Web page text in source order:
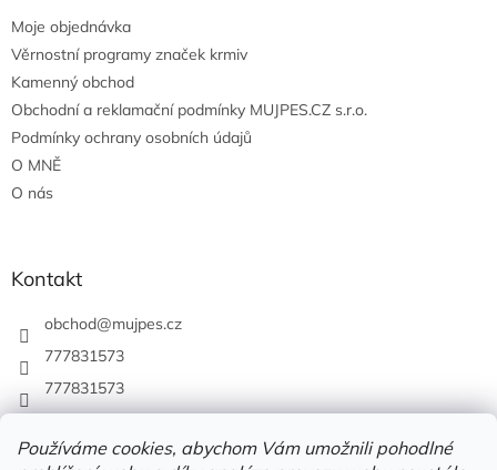
Používáme cookies, abychom Vám umožnili pohodlné
Moje objednávka
Věrnostní programy značek krmiv
Kamenný obchod
Obchodní a reklamační podmínky MUJPES.CZ s.r.o.
Podmínky ochrany osobních údajů
O MNĚ
O nás
Kontakt
obchod@mujpes.cz
777831573
777831573